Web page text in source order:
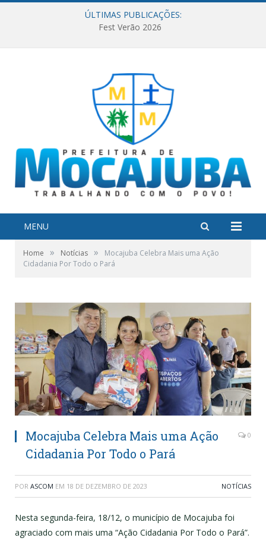
ÚLTIMAS PUBLICAÇÕES:
Fest Verão 2026
MENU
Home » Notícias »
Mocajuba Celebra Mais uma Ação
Cidadania Por Todo o Pará
Mocajuba Celebra Mais uma Ação
Cidadania Por Todo o Pará
0
POR ASCOM EM 18 DE DEZEMBRO DE 2023 NOTÍCIAS
Nesta segunda-feira, 18/12, o município de Mocajuba foi
agraciado com mais uma “Ação Cidadania Por Todo o Pará”.